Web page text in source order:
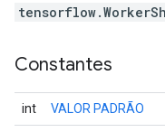
Constantes
int VALOR PADRÃO